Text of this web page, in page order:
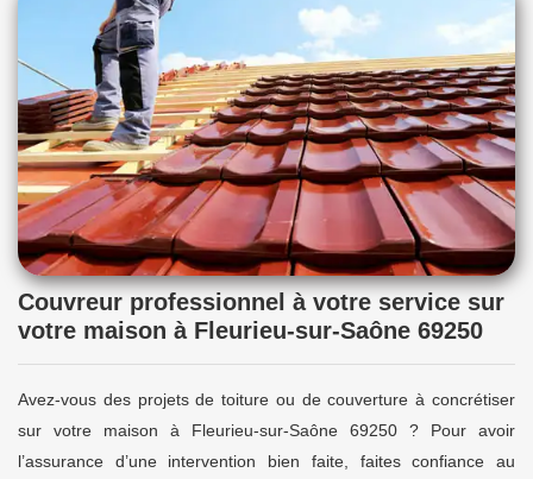
Couvreur professionnel à votre service sur
votre maison à Fleurieu-sur-Saône 69250
Avez-vous des projets de toiture ou de couverture à concrétiser
sur votre maison à Fleurieu-sur-Saône 69250 ? Pour avoir
l’assurance d’une intervention bien faite, faites confiance au